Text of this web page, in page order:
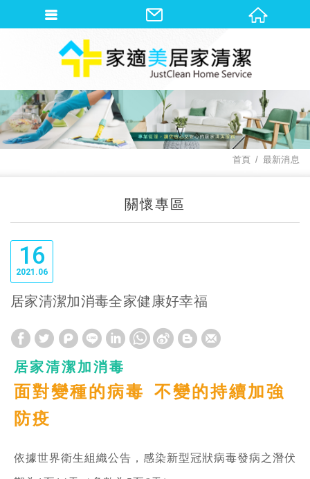
首頁 最新消息
關懷專區
16
06
2021
居家清潔加消毒全家健康好幸福
居家清潔加消毒
面對變種的病毒 不變的持續加強
防疫
依據世界衛生組織公告，感染新型冠狀病毒發病之潛伏